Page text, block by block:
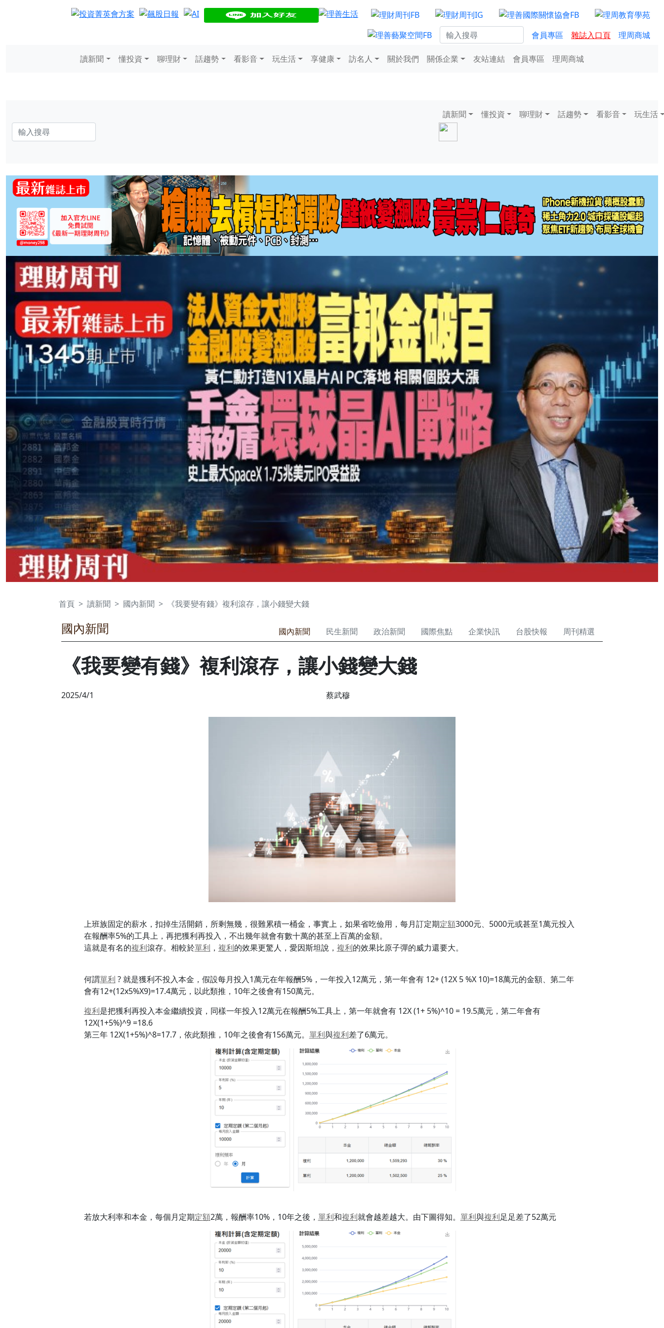
會員專區 雜誌入口頁 理周商城
讀新聞 懂投資 聊理財 話趨勢 看影音 玩生活 享健康 訪名人 關於我們 關係企業 友站連結 會員專區 理周商城
讀新聞 懂投資 聊理財 話趨勢 看影音 玩生活
首頁 讀新聞 國內新聞 《我要變有錢》複利滾存，讓小錢變大錢
國內新聞 國內新聞 民生新聞 政治新聞 國際焦點 企業快訊 台股快報 周刊精選
《我要變有錢》複利滾存，讓小錢變大錢
2025/4/1 蔡武穆
上班族固定的薪水，扣掉生活開銷，所剩無幾，很難累積一桶金，事實上，如果省吃儉用，每月訂定期定額3000元、5000元或甚至1萬元投入
在報酬率5%的工具上，再把獲利再投入，不出幾年就會有數十萬的甚至上百萬的金額。
這就是有名的複利滾存。相較於單利 ， 複利的效果更驚人，愛因斯坦說， 複利的效果比原子彈的威力還要大。
何謂單利 ? 就是獲利不投入本金，假設每月投入1萬元在年報酬5%，一年投入12萬元，第一年會有 12+ (12X 5 %X 10)=18萬元的金額、第二年
會有12+(12x5%X9)=17.4萬元，以此類推，10年之後會有150萬元。
複利是把獲利再投入本金繼續投資，同樣一年投入12萬元在報酬5%工具上，第一年就會有 12X (1+ 5%)^10 = 19.5萬元，第二年會有
12X(1+5%)^9 =18.6
第三年 12X(1+5%)^8=17.7，依此類推，10年之後會有156萬元。 單利與複利差了6萬元。
若放大利率和本金，每個月定期定額2萬，報酬率10%，10年之後， 單利和複利就會越差越大。由下圖得知。 單利與複利足足差了52萬元